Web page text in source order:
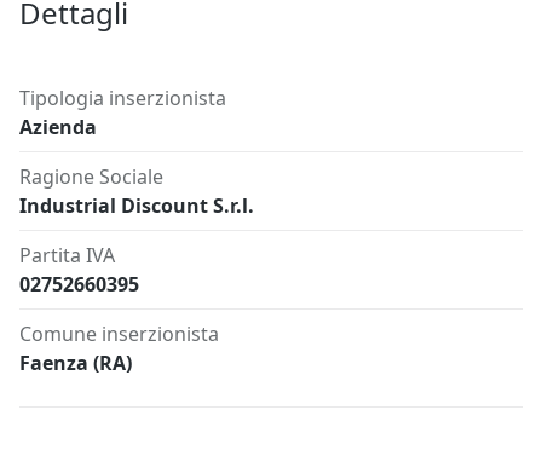
Dettagli
Tipologia inserzionista
Azienda
Ragione Sociale
Industrial Discount S.r.l.
Partita IVA
02752660395
Comune inserzionista
Faenza (RA)